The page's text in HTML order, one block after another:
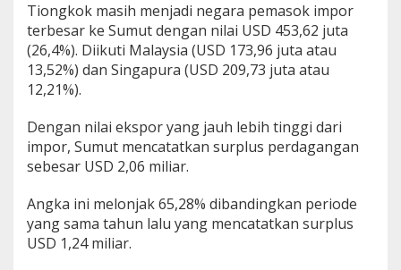
Tiongkok masih menjadi negara pemasok impor
terbesar ke Sumut dengan nilai USD 453,62 juta
(26,4%). Diikuti Malaysia (USD 173,96 juta atau
13,52%) dan Singapura (USD 209,73 juta atau
12,21%).
Dengan nilai ekspor yang jauh lebih tinggi dari
impor, Sumut mencatatkan surplus perdagangan
sebesar USD 2,06 miliar.
Angka ini melonjak 65,28% dibandingkan periode
yang sama tahun lalu yang mencatatkan surplus
USD 1,24 miliar.